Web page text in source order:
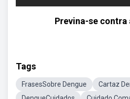
Previna-se contra
Tags
FrasesSobre Dengue
Cartaz